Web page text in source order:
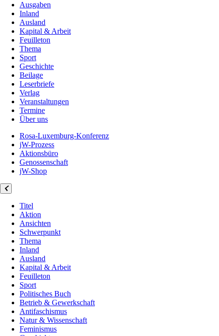
Ausgaben
Inland
Ausland
Kapital & Arbeit
Feuilleton
Thema
Sport
Geschichte
Beilage
Leserbriefe
Verlag
Veranstaltungen
Termine
Über uns
Rosa-Luxemburg-Konferenz
jW-Prozess
Aktionsbüro
Genossenschaft
jW-Shop
Titel
Aktion
Ansichten
Schwerpunkt
Thema
Inland
Ausland
Kapital & Arbeit
Feuilleton
Sport
Politisches Buch
Betrieb & Gewerkschaft
Antifaschismus
Natur & Wissenschaft
Feminismus